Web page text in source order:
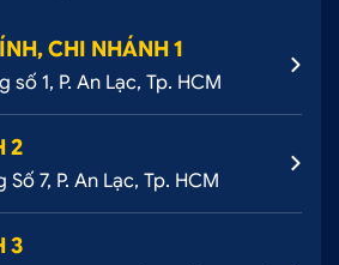
CHI NHÁNH 1
1, P. An Lạc, Tp. HCM
2
7, P. An Lạc, Tp. HCM
3